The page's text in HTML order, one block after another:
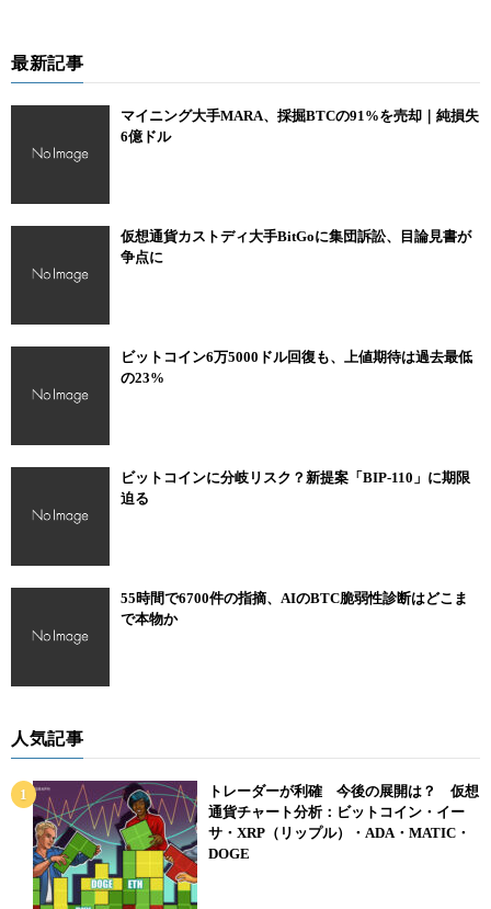
最新記事
マイニング大手MARA、採掘BTCの91%を売却｜純損失
6億ドル
仮想通貨カストディ大手BitGoに集団訴訟、目論見書が
争点に
ビットコイン6万5000ドル回復も、上値期待は過去最低
の23%
ビットコインに分岐リスク？新提案「BIP-110」に期限
迫る
55時間で6700件の指摘、AIのBTC脆弱性診断はどこま
で本物か
人気記事
トレーダーが利確 今後の展開は？ 仮想
通貨チャート分析：ビットコイン・イー
サ・XRP（リップル）・ADA・MATIC・
DOGE